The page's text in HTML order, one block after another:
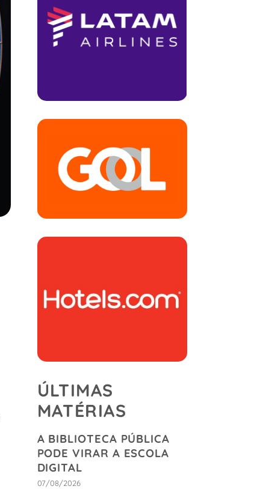
ÚLTIMAS
MATÉRIAS
A BIBLIOTECA PÚBLICA
PODE VIRAR A ESCOLA
DIGITAL
07/08/2026